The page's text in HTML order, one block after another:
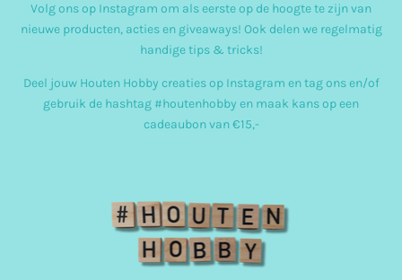
t
a
g
r
a
Volg ons op Instagram om als eerste op de hoogte te zijn van
nieuwe producten, acties en giveaways! Ook delen we regelmatig
handige tips & tricks!
Deel jouw Houten Hobby creaties op Instagram en tag ons en/of
gebruik de hashtag #houtenhobby en maak kans op een
cadeaubon van €15,-